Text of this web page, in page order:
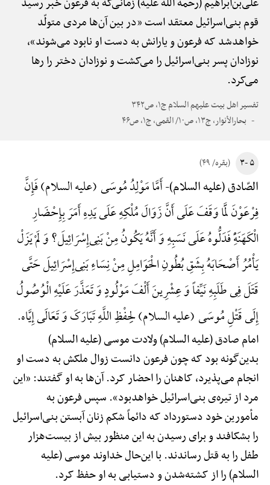
قوم بنی‌اسرائیل معتقد است «در بین آن‌ها مردی متولّد
خواهدشد که فرعون و یارانش به دست او نابود می‌شوند»،
نوزادان پسر بنی‌اسرائیل را می‌کشت و نوزادان دختر را رها
می‌کرد.
تفسیر اهل بیت علیهم السلام ج۱، ص۳۴۲
بحارالأنوار، ج۱۳، ص۱۰/ القمی، ج۱، ص۴۶
۵ -۳ (بقره/ ۴۹)
الصّادق (علیه السلام)-أَمَّا مَوْلِدُ مُوسَی (علیه السلام) فَإِنَّ
فِرْعَوْنَ لَمَّا وَقَفَ عَلَی أَنَّ زَوَالَ مُلْکِهِ عَلَی یَدِهِ أَمَرَ بِإِحْضَارِ
الْکَهَنَهًِْ فَدَلُّوهُ عَلَی نَسَبِهِ وَ أَنَّهُ یَکُونُ مِنْ بَنِی‌إِسْرَائِیلَ؟ وَ لَمْ یَزَلْ
یَأْمُرُ أَصْحَابَهُ بِشَقِ بُطُونِ الْحَوَامِلِ مِنْ نِسَاءِ بَنِی‌إِسْرَائِیلَ حَتَّی
قَتَلَ فِی طَلَبِهِ نَیِّفاً وَ عِشْرِینَ أَلْفَ مَوْلُودٍ وَ تَعَذَّرَ عَلَیْهِ الْوُصُولُ
إِلَی قَتْلِ مُوسَی (علیه السلام) لِحِفْظِ اللَّهِ تَبَارَکَ وَ تَعَالَی إِیَّاه.
امام صادق (علیه السلام) ولادت موسی (علیه السلام)
بدین‌گونه بود که چون فرعون دانست زوال ملکش به دست او
انجام می‌پذیرد، کاهنان را احضار کرد. آن‌ها به او گفتند: «این
مرد از تیره‌ی بنی‌اسرائیل خواهدبود». سپس فرعون به
مأمورین خود دستورداد که دائماً شکم زنان آبستن بنی‌اسرائیل
را بشکافند و برای رسیدن به این منظور بیش از بیست‌هزار
طفل را به قتل رساندند. با این‌حال خداوند موسی (علیه
السلام) را از کشته‌شدن و دستیابی به او حفظ کرد.